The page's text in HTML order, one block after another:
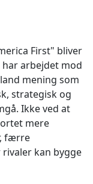
First" bliver
arbejdet mod
mening som
strategisk og
Ikke ved at
mere
færre
kan bygge